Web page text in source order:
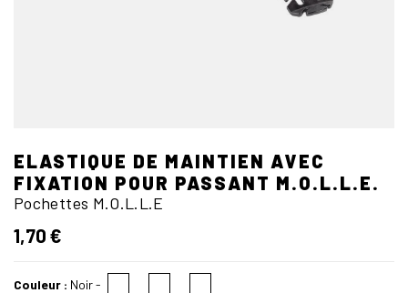
ELASTIQUE DE MAINTIEN AVEC
FIXATION POUR PASSANT M.O.L.L.E.
Pochettes M.O.L.L.E
1,70 €
Couleur : Noir-